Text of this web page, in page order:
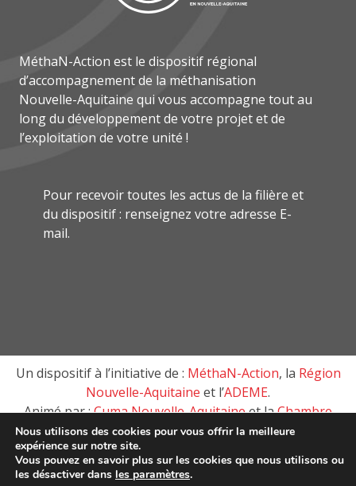
MéthaN-Action est le dispositif régional
d’accompagnement de la méthanisation
Nouvelle-Aquitaine qui vous accompagne tout au
long du développement de votre projet et de
l’exploitation de votre unité !
Pour recevoir toutes les actus de la filière et
du dispositif : renseignez votre adresse E-
mail.
Un dispositif à l’initiative de : MéthaN-Action, la Région
Nouvelle-Aquitaine et l’ADEME.
Animé par :Cuma Nouvelle-Aquitaineet laChambre
d’agriculture de Nouvelle-Aquitaine
MéthaN-Action, tous droits réservés © 2018 –
Nous utilisons des cookies pour vous offrir la meilleure
expérience sur notre site.
Vous pouvez en savoir plus sur les cookies que nous utilisons ou
les désactiver dans les paramètres.